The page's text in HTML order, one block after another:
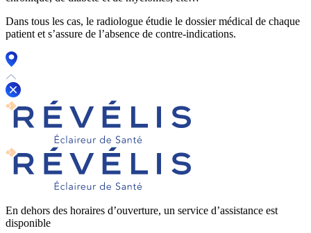
Dans tous les cas, le radiologue étudie le dossier médical de chaque
patient et s’assure de l’absence de contre-indications.
En dehors des horaires d’ouverture, un service d’assistance est
disponible